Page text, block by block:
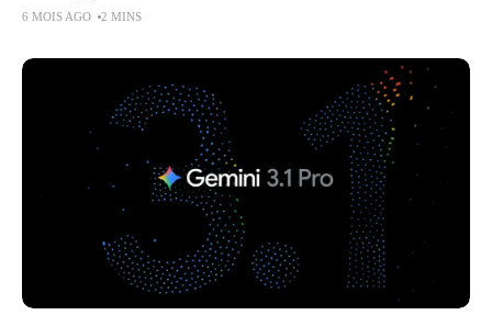
6 MOIS AGO 2 MINS